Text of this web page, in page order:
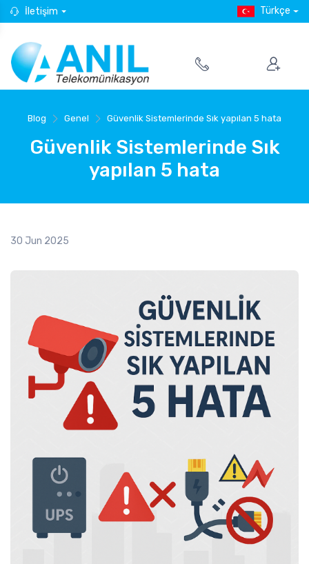
İletişim Türkçe
Blog Genel Güvenlik Sistemlerinde Sık yapılan 5 hata
Güvenlik Sistemlerinde Sık
yapılan 5 hata
30 Jun 2025